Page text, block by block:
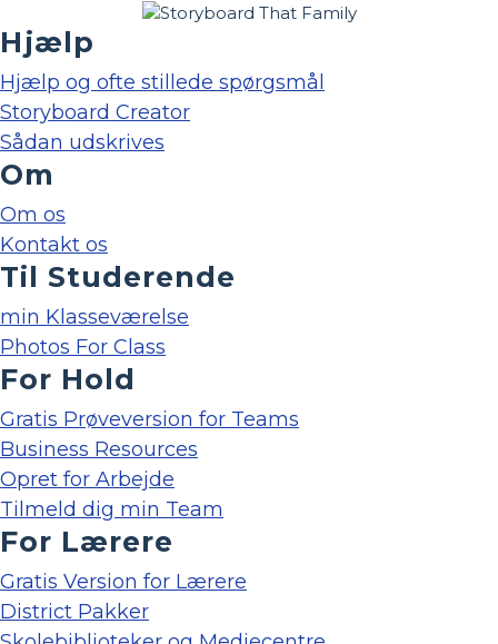
Hjælp
Hjælp og ofte stillede spørgsmål
Storyboard Creator
Sådan udskrives
Om
Om os
Kontakt os
Til Studerende
min Klasseværelse
Photos For Class
For Hold
Gratis Prøveversion for Teams
Business Resources
Opret for Arbejde
Tilmeld dig min Team
For Lærere
Gratis Version for Lærere
District Pakker